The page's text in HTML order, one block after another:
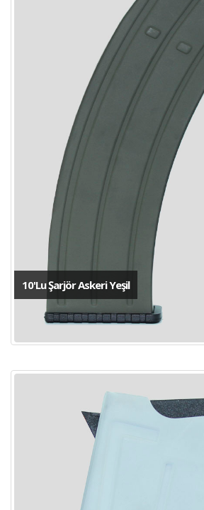
10'Lu Şarjör Askeri Yeşil